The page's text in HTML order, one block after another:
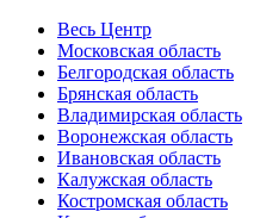
Весь Центр
Московская область
Белгородская область
Брянская область
Владимирская область
Воронежская область
Ивановская область
Калужская область
Костромская область